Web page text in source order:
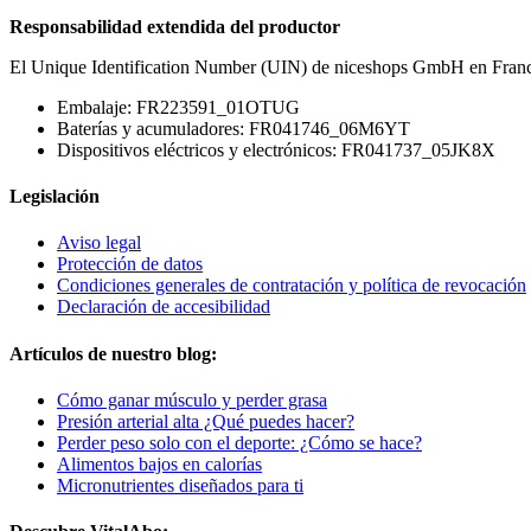
Responsabilidad extendida del productor
El Unique Identification Number (UIN) de niceshops GmbH en
Embalaje: FR223591_01OTUG
Baterías y acumuladores: FR041746_06M6YT
Dispositivos eléctricos y electrónicos: FR041737_05JK8X
Legislación
Aviso legal
Protección de datos
Condiciones generales de contratación y política de revocación
Declaración de accesibilidad
Artículos de nuestro blog:
Cómo ganar músculo y perder grasa
Presión arterial alta ¿Qué puedes hacer?
Perder peso solo con el deporte: ¿Cómo se hace?
Alimentos bajos en calorías
Micronutrientes diseñados para ti